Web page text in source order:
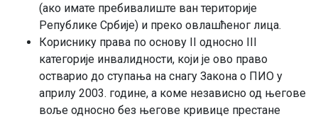
(ако имате пребивалиште ван територије
Републике Србије) и преко овлашћеног лица.
Кориснику права по основу II односно III
категорије инвалидности, који је ово право
остварио до ступања на снагу Закона о ПИО у
априлу 2003. године, а коме независно од његове
воље односно без његове кривице престане